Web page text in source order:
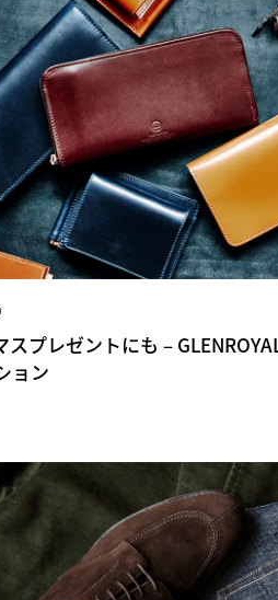
スプレゼントにも –
ョン